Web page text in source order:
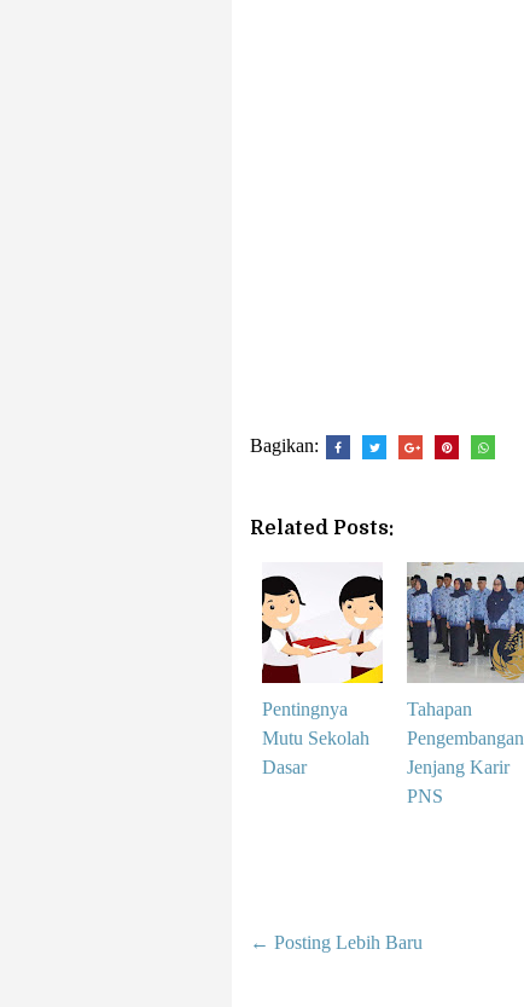
Bagikan:
Related Posts:
Pentingnya
Mutu Sekolah
Dasar
Tahapan
Pengembangan
Jenjang Karir
PNS
← Posting Lebih Baru